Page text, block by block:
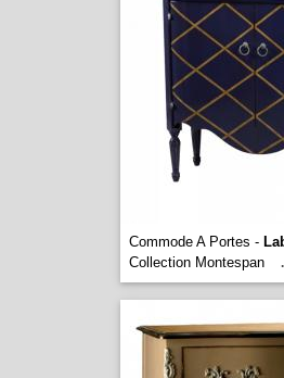
Commode A Portes -
Collection Montespan